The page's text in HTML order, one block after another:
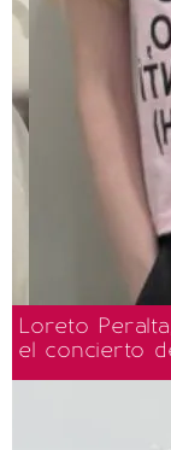
Loreto
el concierto